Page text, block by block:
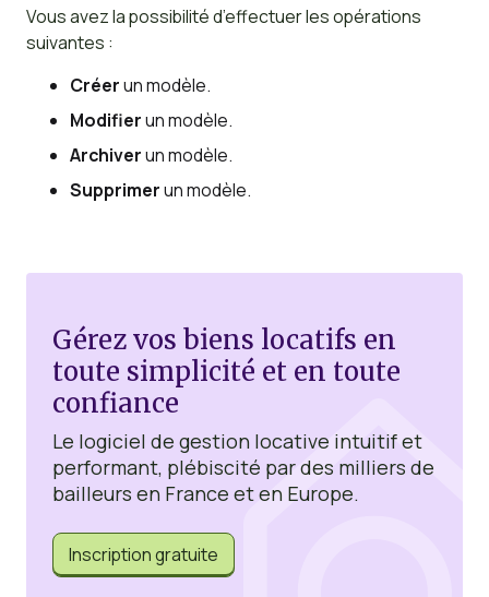
Vous avez la possibilité d’effectuer les opérations
suivantes :
Créerun modèle.
Modifierun modèle.
Archiverun modèle.
Supprimerun modèle.
Gérez vos biens locatifs en
toute simplicité et en toute
confiance
Le logiciel de gestion locative intuitif et
performant, plébiscité par des milliers de
bailleurs en France et en Europe.
Inscription gratuite